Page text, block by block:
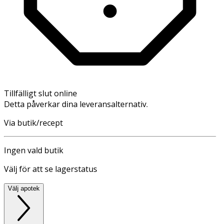
Tillfälligt slut online
Detta påverkar dina leveransalternativ.
Via butik/recept
Ingen vald butik
Välj för att se lagerstatus
Välj apotek